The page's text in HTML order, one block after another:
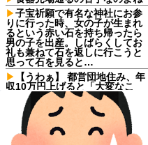
子宝祈願で有名な神社にお参
りに行った時、女の子が生まれ
るという赤い石を持ち帰ったら
男の子を出産。しばらくしてお
礼も兼ねて石を返しに行こうと
思って石を見ると…
【うわぁ】 都営団地住み、年
収10万円上げると「大変なこ
と」になるｗｗｗｗｗｗｗ
従姉妹「条件のいい男が全然
いない！」私「理想が高すぎる
んじゃ…？」→婚活の愚痴を聞
き続けた結果…